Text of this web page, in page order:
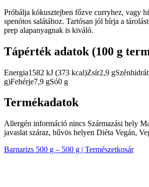
Próbálja kókusztejben főzve curryhez, vagy
spenótos salátához. Tartósan jól bírja a
prep alapanyagnak is kiváló.
Tápérték adatok (100 g
Energia1582 kJ (373 kcal)Zsír2,9
g)Fehérje7,9 gSó0 g
Termékadatok
Allergén információ nincs Származási hely
javaslat száraz, hűvös helyen Diéta Vegán,
Barnarizs 500 g – 500 g | Természetkosár